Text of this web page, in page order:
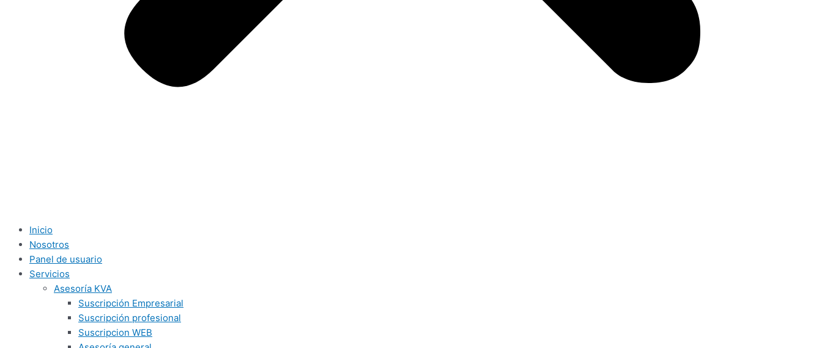
Inicio
Nosotros
Panel de usuario
Servicios
Asesoría KVA
Suscripción Empresarial
Suscripción profesional
Suscripcion WEB